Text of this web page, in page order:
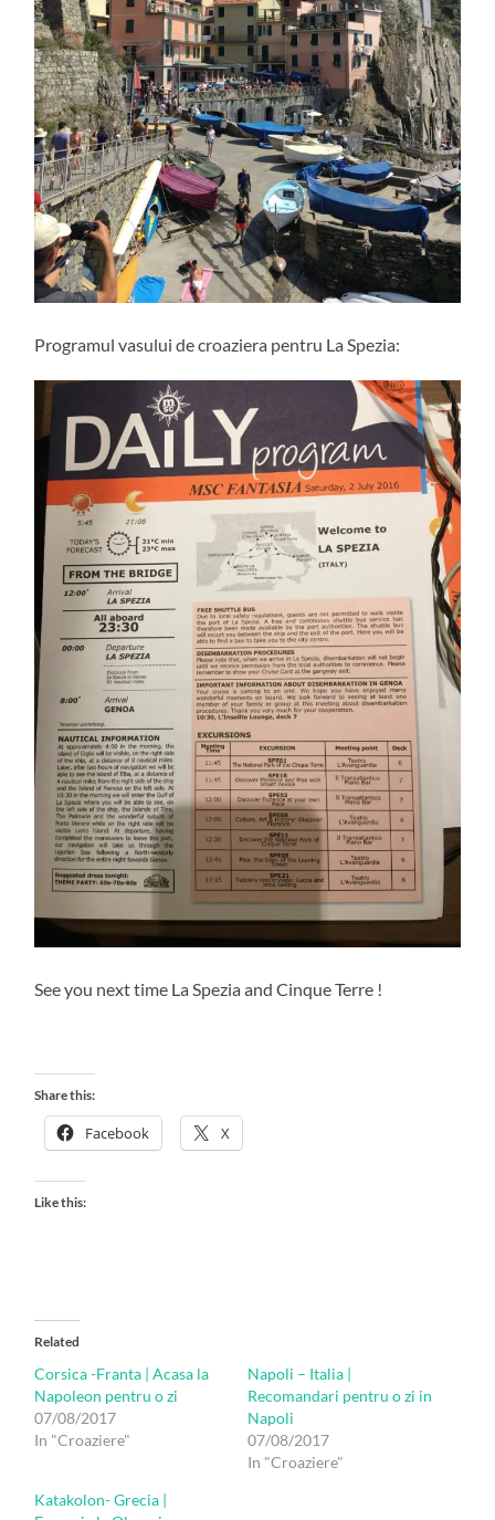
Programul vasului de croaziera pentru La Spezia:
See you next time La Spezia and Cinque Terre !
Share this:
Facebook X
Like this:
Related
Corsica -Franta | Acasa la
Napoleon pentru o zi
07/08/2017
In "Croaziere"
Napoli – Italia |
Recomandari pentru o zi in
Napoli
07/08/2017
In "Croaziere"
Katakolon- Grecia |